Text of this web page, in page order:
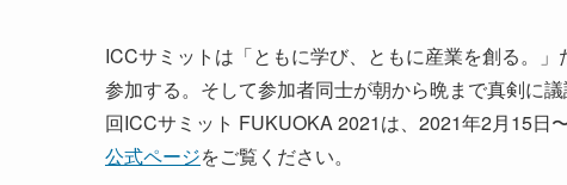
ICCサミットは「ともに学び、ともに産業を創る。
参加する。そして参加者同士が朝から晩まで真剣に
回ICCサミット FUKUOKA 2021は、2021年2月15日
公式ページをご覧ください。